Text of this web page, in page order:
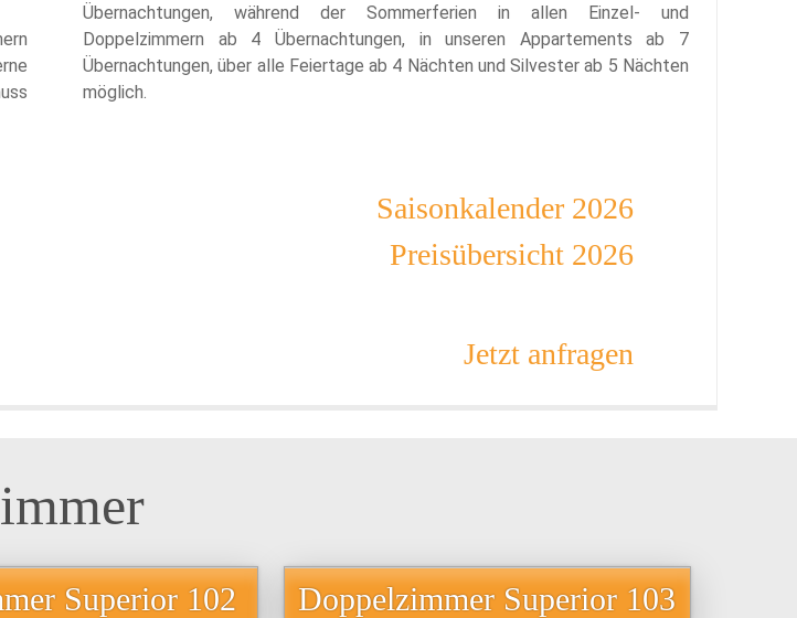
Übernachtungen, während der Sommerferien in allen Einzel- und
Doppelzimmern ab 4 Übernachtungen, in unseren Appartements ab 7
Übernachtungen, über alle Feiertage ab 4 Nächten und Silvester ab 5 Nächten
möglich.
Saisonkalender 2026
Preisübersicht 2026
Jetzt anfragen
Superior 102 Doppelzimmer Superior 103